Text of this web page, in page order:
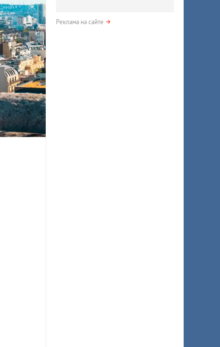
Реклама на сайте